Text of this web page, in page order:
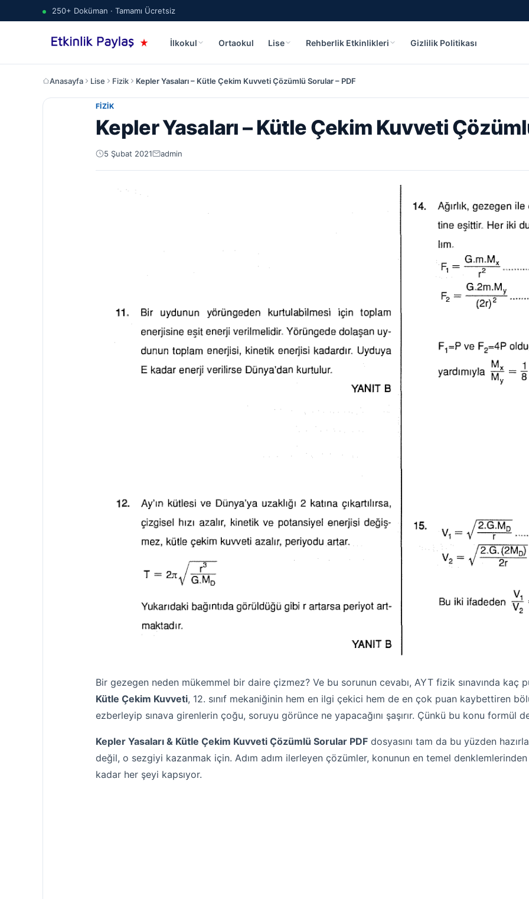
250+ Doküman · Tamamı Ücretsiz
İlkokul Ortaokul Lise Rehberlik Etkinlikleri Gizlilik Politikası
Anasayfa Lise Fizik Kepler Yasaları – Kütle Çekim Kuvveti Çözümlü Sorular – PDF
FIZIK
Kepler Yasaları – Kütle Çekim Kuvveti
5 Şubat 2021 admin
Bir gezegen neden mükemmel bir daire çizmez? Ve bu sorunun cevabı, AYT fizik sınavında kaç
Kütle Çekim Kuvveti, 12. sınıf mekaniğinin hem en ilgi çekici hem de en çok puan kaybettiren
ezberleyip sınava girenlerin çoğu, soruyu görünce ne yapacağını şaşırır. Çünkü bu konu formül
Kepler Yasaları & Kütle Çekim Kuvveti Çözümlü Sorular PDF dosyasını tam da bu yüzden
değil, o sezgiyi kazanmak için. Adım adım ilerleyen çözümler, konunun en temel
kadar her şeyi kapsıyor.